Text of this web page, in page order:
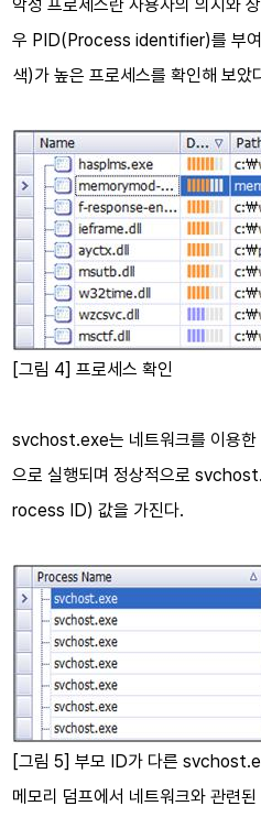
악성 프로세스란 사용자의 의지와
우 PID(Process identifier)를 부여
색)가 높은 프로세스를 확인해 보
[그림 4] 프로세스 확인
svchost.exe는 네트워크를 이용한
으로 실행되며 정상적으로
rocess ID) 값을 가진다.
[그림 5] 부모 ID가 다른
메모리 덤프에서 네트워크와 관